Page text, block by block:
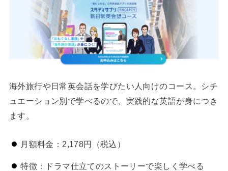
海外旅行や日常英会話を学びたい人向けのコース。シチ
ュエーション別で学べるので、実践的な英語が身につき
ます。
月額料金：2,178円（税込）
特徴：ドラマ仕立てのストーリーで楽しく学べる